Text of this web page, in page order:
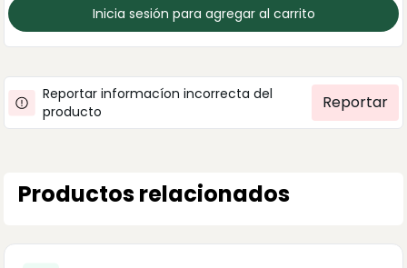
Inicia sesión para agregar al carrito
Reportar informacíon incorrecta del
producto
Reportar
Productos relacionados